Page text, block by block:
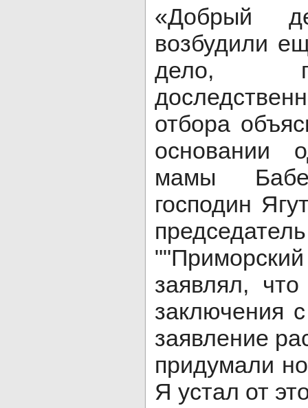
«Добрый
возбудили
дело,
отбора
основании
мамы
господин
заявлял,
заключения
заявление
придумали
Я устал от